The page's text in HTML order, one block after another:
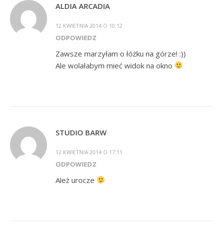
ALDIA ARCADIA
12 KWIETNIA 2014 O 10:12
ODPOWIEDZ
Zawsze marzyłam o łóżku na górze! :))
Ale wolałabym mieć widok na okno
STUDIO BARW
12 KWIETNIA 2014 O 17:11
ODPOWIEDZ
Ależ urocze